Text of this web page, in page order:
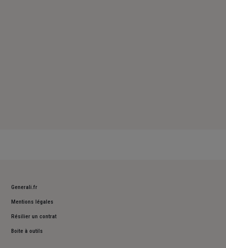
Generali.fr
Mentions légales
Résilier un contrat
Boite à outils